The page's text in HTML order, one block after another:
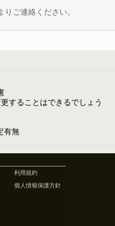
りご連絡ください。
することはできるでしょう
有無
利用規約
個人情報保護方針